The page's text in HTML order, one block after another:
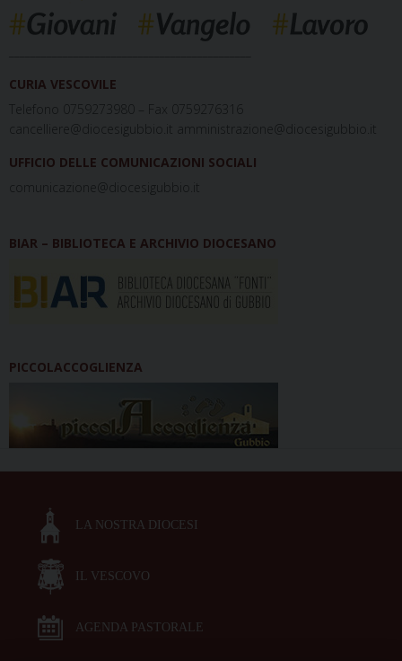
CURIA VESCOVILE
Telefono 0759273980 – Fax 0759276316
cancelliere@diocesigubbio.it amministrazione@diocesigubbio.it
UFFICIO DELLE COMUNICAZIONI SOCIALI
comunicazione@diocesigubbio.it
BIAR – BIBLIOTECA E ARCHIVIO DIOCESANO
PICCOLACCOGLIENZA
LA NOSTRA DIOCESI
IL VESCOVO
AGENDA PASTORALE